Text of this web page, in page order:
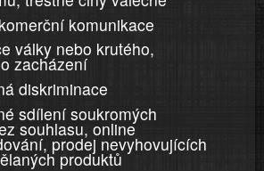
komunikace
války nebo krutého,
zacházení
diskriminace
sdílení soukromých
souhlasu, online
prodej nevyhovujících
produktů